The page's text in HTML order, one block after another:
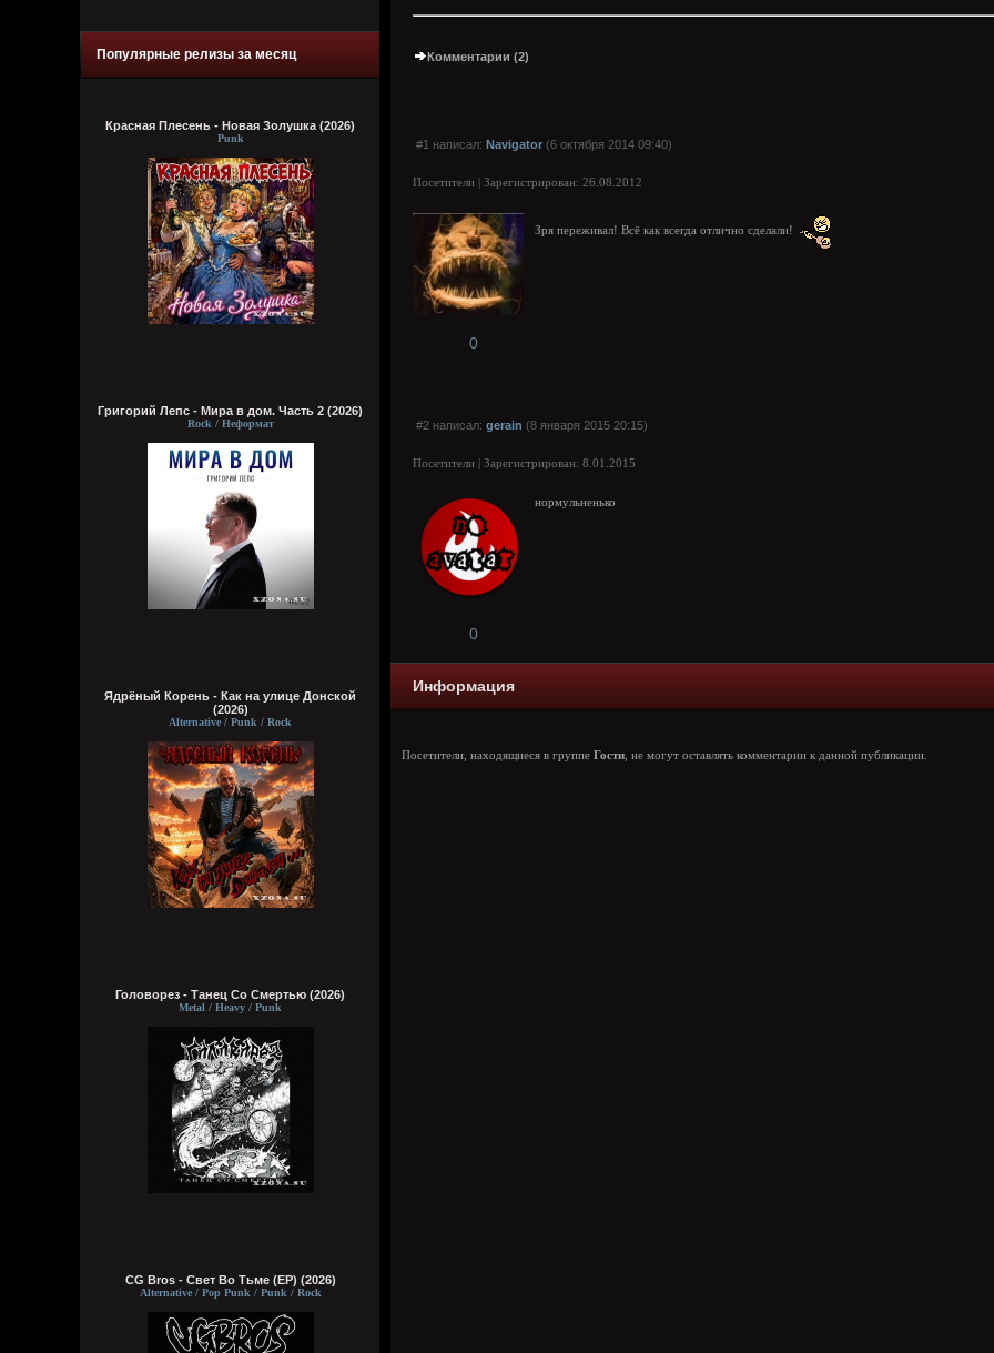
Популярные релизы за месяц
Красная Плесень - Новая Золушка (2026)
Punk
Григорий Лепс - Мира в дом. Часть 2 (2026)
Rock / Неформат
Ядрёный Корень - Как на улице Донской
(2026)
Alternative / Punk / Rock
Головорез - Tанец Со Смертью (2026)
Metal / Heavy / Punk
CG Bros - Свет Во Тьме (EP) (2026)
Alternative / Pop Punk / Punk / Rock
Комментарии (2)
#1 написал: Navigator (6 октября 2014 09:40)
Посетители | Зарегистрирован: 26.08.2012
Зря переживал! Всё как всегда отлично сделали!
0
#2 написал: gerain (8 января 2015 20:15)
Посетители | Зарегистрирован: 8.01.2015
нормульненько
0
Информация
Посетители, находящиеся в группе Гости , не могут оставлять комментарии к данной публикации.